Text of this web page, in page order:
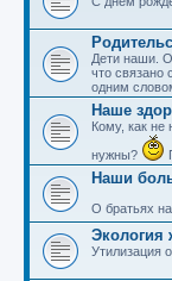
Дети наши.
что связано
одним
Наше
Кому, как
нужны?
Наши
О братьях
Экология
Утилизация